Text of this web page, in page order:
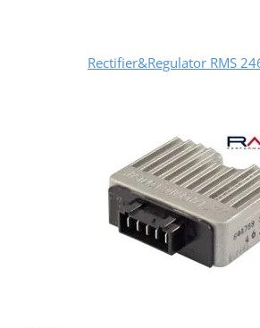
Rectifier&Regulator RMS